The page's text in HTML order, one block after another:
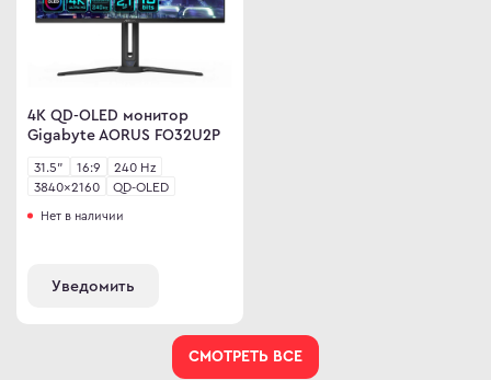
4K QD-OLED монитор
Gigabyte AORUS FO32U2P
31.5" 16:9
240 Hz
3840×2160
QD-OLED
Нет в наличии
Уведомить
СМОТРЕТЬ ВСЕ